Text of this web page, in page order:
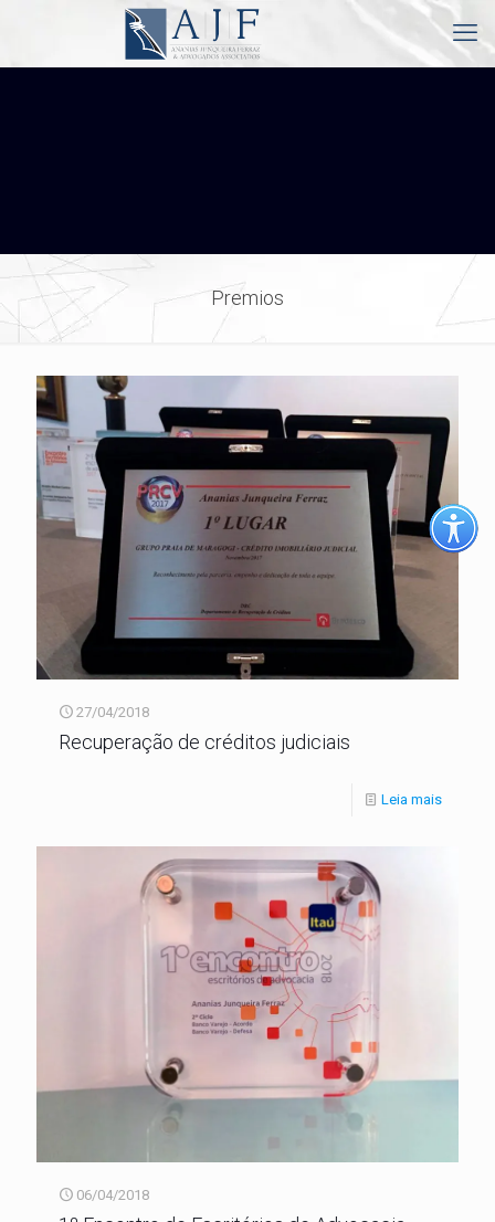
Premios
27/04/2018
Recuperação de créditos judiciais
Leia mais
06/04/2018